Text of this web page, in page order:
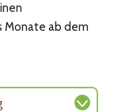
Monate ab dem